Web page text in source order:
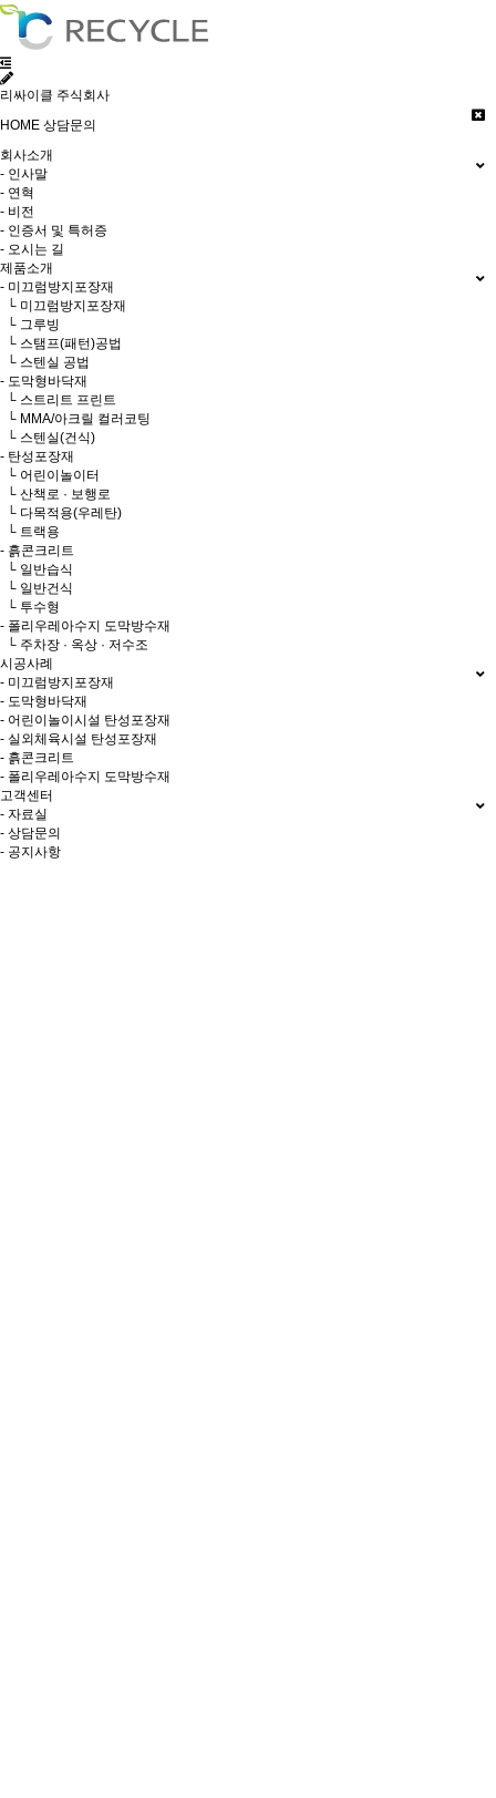
리싸이클 주식회사
HOME 상담문의
회사소개
- 인사말
- 연혁
- 비전
- 인증서 및 특허증
- 오시는 길
제품소개
- 미끄럼방지포장재
└ 미끄럼방지포장재
└ 그루빙
└ 스탬프(패턴)공법
└ 스텐실 공법
- 도막형바닥재
└ 스트리트 프린트
└ MMA/아크릴 컬러코팅
└ 스텐실(건식)
- 탄성포장재
└ 어린이놀이터
└ 산책로 · 보행로
└ 다목적용(우레탄)
└ 트랙용
- 흙콘크리트
└ 일반습식
└ 일반건식
└ 투수형
- 폴리우레아수지 도막방수재
└ 주차장 · 옥상 · 저수조
시공사례
- 미끄럼방지포장재
- 도막형바닥재
- 어린이놀이시설 탄성포장재
- 실외체육시설 탄성포장재
- 흙콘크리트
- 폴리우레아수지 도막방수재
고객센터
- 자료실
- 상담문의
- 공지사항